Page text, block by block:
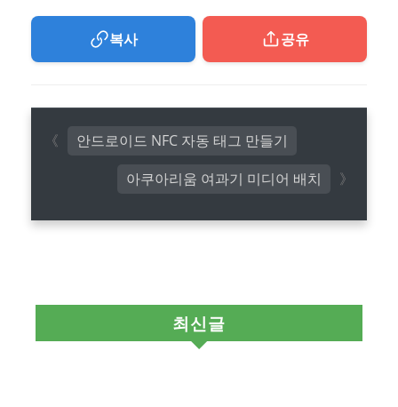
복사 공유
아쿠아리움 여과기 미디어 배치
안드로이드 NFC 자동 태그 만들기
최신글